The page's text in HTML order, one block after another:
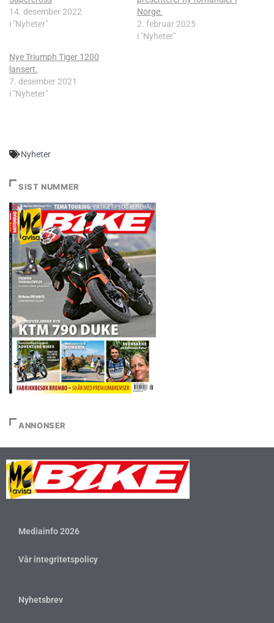
14. desember 2022
i "Nyheter"
Norge.
2. februar 2025
i "Nyheter"
Nye Triumph Tiger 1200
lansert.
7. desember 2021
i "Nyheter"
Nyheter
SIST NUMMER
ANNONSER
Mediainfo 2026
Vår integritetspolicy
Nyhetsbrev